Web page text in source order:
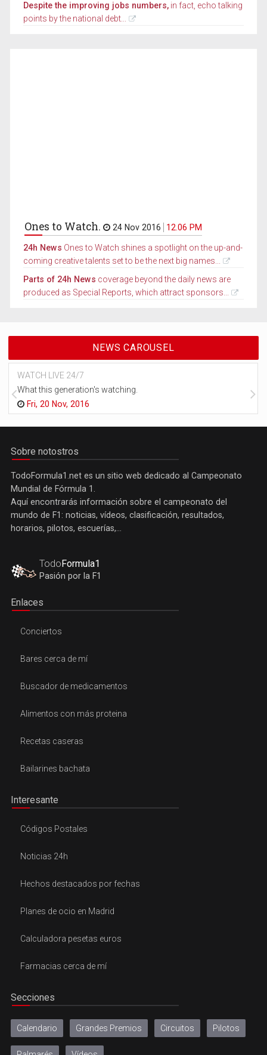
Despite the improving jobs numbers, in fact, echo talking
points by the national debt...
Ones to Watch. 24 Nov 2016 12.06 PM
24h News Ones to Watch shines a spotlight on the up-and-
coming creative talents set to be the next big names...
Parts of 24h News coverage beyond the daily news are
produced as Special Reports, which attract sponsors...
NEWS CAROUSEL
WATCH LIVE 24/7
What this generation's watching.
Fri, 20 Nov, 2016
Sobre notostros
TodoFormula1.net es un sitio web dedicado al Campeonato
Mundial de Fórmula 1.
Aquí encontrarás información sobre el campeonato del
mundo de F1: noticias, vídeos, clasificación, resultados,
horarios, pilotos, escuerías,...
TodoFormula1
Pasión por la F1
Enlaces
Conciertos
Bares cerca de mí
Buscador de medicamentos
Alimentos con más proteina
Recetas caseras
Bailarines bachata
Interesante
Códigos Postales
Noticias 24h
Hechos destacados por fechas
Planes de ocio en Madrid
Calculadora pesetas euros
Farmacias cerca de mí
Secciones
Calendario Grandes Premios Circuitos Pilotos